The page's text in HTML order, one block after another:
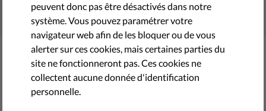
mars 28, 2023• LibertiesEU
Latest Stories
peuvent donc pas être désactivés dans notre
système. Vous pouvez paramétrer votre
navigateur web afin de les bloquer ou de vous
alerter sur ces cookies, mais certaines parties du
site ne fonctionneront pas. Ces cookies ne
collectent aucune donnée d'identification
personnelle.